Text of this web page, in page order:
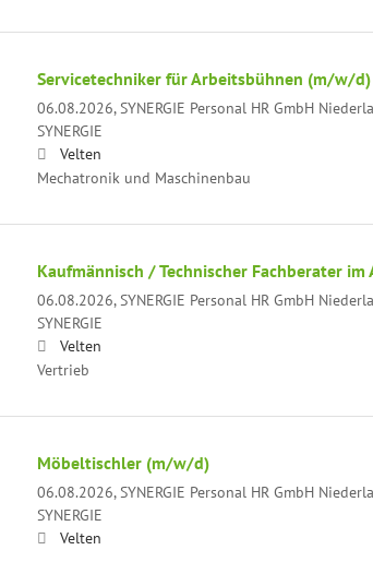
Servicetechniker für Arbeitsbühnen (m/w/d)
06.08.2026, SYNERGIE Personal HR GmbH
SYNERGIE
Velten
Mechatronik und Maschinenbau
Kaufmännisch / Technischer Fachberater
06.08.2026, SYNERGIE Personal HR GmbH
SYNERGIE
Velten
Vertrieb
Möbeltischler (m/w/d)
06.08.2026, SYNERGIE Personal HR GmbH
SYNERGIE
Velten